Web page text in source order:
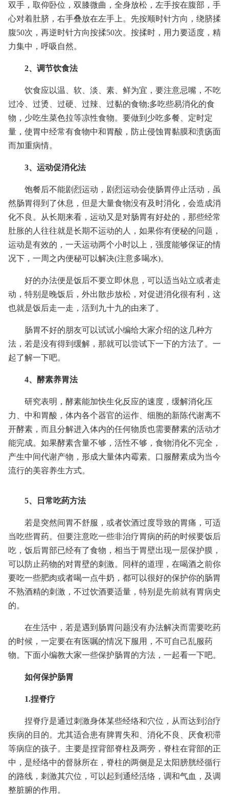
双手，取仰卧位，双膝微曲，全身放松，左手按在腹部，手
心对着肚脐，右手叠放在左手上。先按顺时针方向，绕脐揉
腹50次，再逆时针方向按揉50次。按揉时，用力要适度，精
力集中，呼吸自然。
2、调节饮食法
饮食应以温、软、淡、素、鲜为宜，要注意忌嘴，不吃
过冷、过烫、过硬、过辣、过黏的食物;多吃些易消化的食
物，少吃生菜色拉等凉性食物。要做到少吃多餐、定时定
量，使胃中经常有食物中和胃酸，防止侵蚀胃黏膜和溃疡面
而加重病情。
3、运动促消化法
饱餐后不能剧烈运动，剧烈运动会使肠胃停止活动，虽
然肠胃得到了休息，但是大量食物没有及时消化，会造成消
化不良。从长期来看，运动又是对肠胃有好处的，那些经常
肚胀的人往往就是长期不运动的人，如果你有便秘的问题，
运动是有效的，一天运动两个小时以上，强度能够保证的情
况下，一周之内便秘可以解决(注意多喝水)。
好的办法便是饭后不要立即休息，可以适当站立或者走
动，特别是晚饭后，外出散步放松，对促进消化很有利，这
也就是饭后走一走，活到九十九的由来了。
肠胃不好的朋友可以试试小编给大家介绍的这几种方
法，若是没有得到缓解，那就可以尝试下一下的方法了。一
起了解一下吧。
4、酵素养胃法
研究表明，酵素能加快生化反应的速度，缓解消化压
力、中和胃酸，体内各个器官的运作、细胞的新陈代谢离不
开酵素，而且分解进入体内的任何物质也需要酵素的活动才
能完成。如果酵素含量不够，活性不够，食物消化不完全，
产生中间代谢产物，形成大量体内霉素。口服酵素成为当今
流行的美容养生方式。
5、日常吃药方法
若是突然间胃不舒服，或者饮酒过度导致的胃痛，可适
当吃些胃药。但要注意吃一些非治疗胃病的药的时候要饭后
吃，饭后胃部已经有了食物，相当于胃壁出现一层保护膜，
可以防止药物的对胃壁的刺激。同样的道理，在喝酒之前你
要吃一些肥肉或者喝一点牛奶，都可以很好的保护你的肠胃
不熟酒精的刺激，不过饮酒要适量，特别是先前就有胃病史
的。
在生活中，若是遇到肠胃问题没有办法解决而需要吃药
的时候，一定要在有医嘱的情况下服用，不可自己乱服药
物。下面小编教大家一些保护肠胃的方法，一起看一下吧。
如何保护肠胃
1.捏脊疗
捏脊疗是通过刺激身体某些经络和穴位，从而达到治疗
疾病的目的。尤其适合患有脾胃失和、消化不良、厌食积滞
等病症的孩子。主要是捏背部脊柱及两旁，脊柱在背部的正
中，是经络中的督脉所在，脊柱的两侧是足太阳膀胱经循行
的路线，刺激其穴位，可以起到通经活络，调和气血，及调
整脏腑的作用。